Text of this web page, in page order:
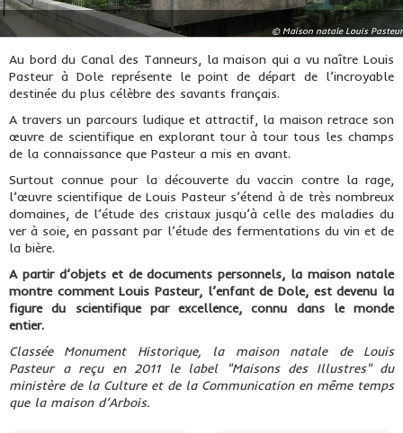
© Maison natale Louis Pasteur
Au bord du Canal des Tanneurs, la maison qui a vu naître Louis
Pasteur à Dole représente le point de départ de l’incroyable
destinée du plus célèbre des savants français.
A travers un parcours ludique et attractif, la maison retrace son
œuvre de scientifique en explorant tour à tour tous les champs
de la connaissance que Pasteur a mis en avant.
Surtout connue pour la découverte du vaccin contre la rage,
l’œuvre scientifique de Louis Pasteur s’étend à de très nombreux
domaines, de l’étude des cristaux jusqu’à celle des maladies du
ver à soie, en passant par l’étude des fermentations du vin et de
la bière.
A partir d’objets et de documents personnels, la maison natale
montre comment Louis Pasteur, l’enfant de Dole, est devenu la
figure du scientifique par excellence, connu dans le monde
entier.
Classée Monument Historique, la maison natale de Louis
Pasteur a reçu en 2011 le label "Maisons des Illustres" du
ministère de la Culture et de la Communication en même temps
que la maison d’Arbois.